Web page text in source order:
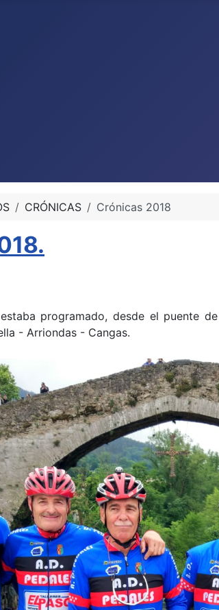
CRÓNICAS Crónicas 2018
programado, desde el puente
- Arriondas - Cangas.